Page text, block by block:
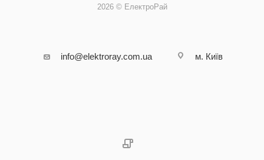
2026 © ЕлектроРай
info@elektroray.com.ua м. Київ